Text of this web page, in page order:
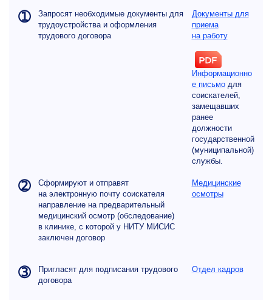
➀
Запросят необходимые документы для
трудоустройства и оформления
трудового договора
Документы для
приема
на работу
Информационно
е письмодля
соискателей,
замещавших
ранее
должности
государственной
(муниципальной)
службы.
➁
Сформируют и отправят
на электронную почту соискателя
направление на предварительный
медицинский осмотр (обследование)
в клинике, с которой у НИТУ МИСИС
заключен договор
Медицинские
осмотры
➂
Пригласят для подписания трудового
договора
Отдел кадров